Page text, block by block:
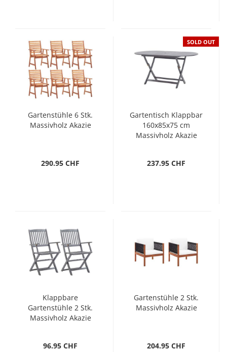
Gartenstühle 6 Stk.
Massivholz Akazie
290.95 CHF
SOLD OUT
Gartentisch Klappbar
160x85x75 cm
Massivholz Akazie
237.95 CHF
Klappbare
Gartenstühle 2 Stk.
Massivholz Akazie
96.95 CHF
Gartenstühle 2 Stk.
Massivholz Akazie
204.95 CHF